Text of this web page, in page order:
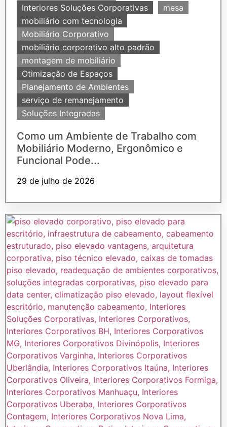
Interiores Soluções Corporativas
mesa
mobiliário com tecnologia
Mobiliário Corporativo
mobiliário corporativo alto padrão
montagem de mobiliário
Otimização de Espaços
Planejamento de Ambientes
serviço de remanejamento
Soluções Integradas
Como um Ambiente de Trabalho com
Mobiliário Moderno, Ergonômico e
Funcional Pode...
29 de julho de 2026